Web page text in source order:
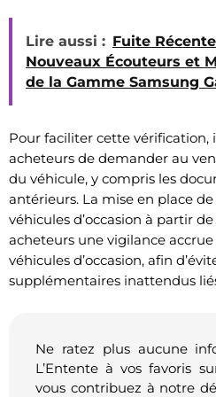
Lire aussi : Fuite
Nouveaux Écouteurs et
de la Gamme Samsung
Pour faciliter cette vérification,
acheteurs de demander au
du véhicule, y compris les
antérieurs. La mise en place
véhicules d’occasion à partir
acheteurs une vigilance
véhicules d’occasion, afin
supplémentaires inattendus
Ne ratez plus aucune
L’Entente à vos favoris
vous contribuez à notre